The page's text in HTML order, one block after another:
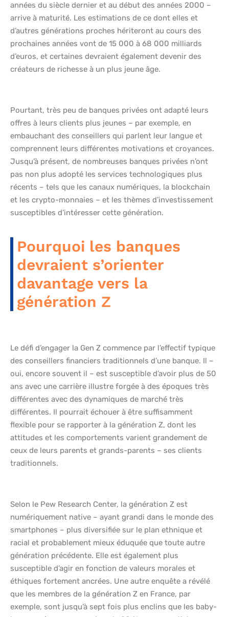
années du siècle dernier et au début des années 2000 –
arrive à maturité. Les estimations de ce dont elles et
d’autres générations proches hériteront au cours des
prochaines années vont de 15 000 à 68 000 milliards
d’euros, et certaines devraient également devenir des
créateurs de richesse à un plus jeune âge.
Pourtant, très peu de banques privées ont adapté leurs
offres à leurs clients plus jeunes – par exemple, en
embauchant des conseillers qui parlent leur langue et
comprennent leurs différentes motivations et croyances.
Jusqu’à présent, de nombreuses banques privées n’ont
pas non plus adopté les services technologiques plus
récents – tels que les canaux numériques, la blockchain
et les crypto-monnaies – et les thèmes d’investissement
susceptibles d’intéresser cette génération.
Pourquoi les banques
devraient s’orienter
davantage vers la
génération Z
Le défi d’engager la Gen Z commence par l’effectif typique
des conseillers financiers traditionnels d’une banque. Il –
oui, encore souvent il – est susceptible d’avoir plus de 50
ans avec une carrière illustre forgée à des époques très
différentes avec des dynamiques de marché très
différentes. Il pourrait échouer à être suffisamment
flexible pour se rapporter à la génération Z, dont les
attitudes et les comportements varient grandement de
ceux de leurs parents et grands-parents – ses clients
traditionnels.
Selon le Pew Research Center, la génération Z est
numériquement native – ayant grandi dans le monde des
smartphones – plus diversifiée sur le plan ethnique et
racial et probablement mieux éduquée que toute autre
génération précédente. Elle est également plus
susceptible d’agir en fonction de valeurs morales et
éthiques fortement ancrées. Une autre enquête a révélé
que les membres de la génération Z en France, par
exemple, sont jusqu’à sept fois plus enclins que les baby-